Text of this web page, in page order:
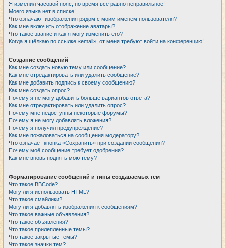
Я изменил часовой пояс, но время всё равно неправильное!
Моего языка нет в списке!
Что означают изображения рядом с моим именем пользователя?
Как мне включить отображение аватары?
Что такое звание и как я могу изменить его?
Когда я щёлкаю по ссылке «email», от меня требуют войти на конференцию!
Создание сообщений
Как мне создать новую тему или сообщение?
Как мне отредактировать или удалить сообщение?
Как мне добавить подпись к своему сообщению?
Как мне создать опрос?
Почему я не могу добавить больше вариантов ответа?
Как мне отредактировать или удалить опрос?
Почему мне недоступны некоторые форумы?
Почему я не могу добавлять вложения?
Почему я получил предупреждение?
Как мне пожаловаться на сообщения модератору?
Что означает кнопка «Сохранить» при создании сообщения?
Почему моё сообщение требует одобрения?
Как мне вновь поднять мою тему?
Форматирование сообщений и типы создаваемых тем
Что такое BBCode?
Могу ли я использовать HTML?
Что такое смайлики?
Могу ли я добавлять изображения к сообщениям?
Что такое важные объявления?
Что такое объявления?
Что такое прилепленные темы?
Что такое закрытые темы?
Что такое значки тем?